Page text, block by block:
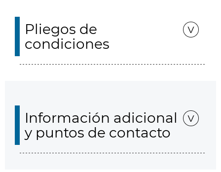
Pliegos de
condiciones
Información adicional
y puntos de contacto